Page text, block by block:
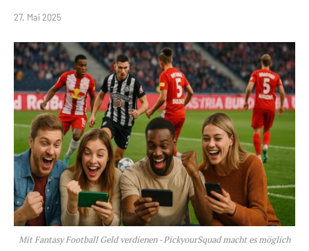
27. Mai 2025
Mit Fantasy Football Geld verdienen - PickyourSquad macht es möglich